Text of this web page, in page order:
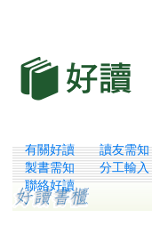
有關好讀 讀友需知
製書需知
分工輸入
聯絡好讀